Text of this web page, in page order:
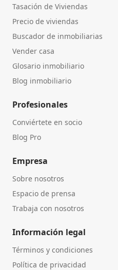
Tasación de Viviendas
Precio de viviendas
Buscador de inmobiliarias
Vender casa
Glosario inmobiliario
Blog inmobiliario
Profesionales
Conviértete en socio
Blog Pro
Empresa
Sobre nosotros
Espacio de prensa
Trabaja con nosotros
Información legal
Términos y condiciones
Política de privacidad